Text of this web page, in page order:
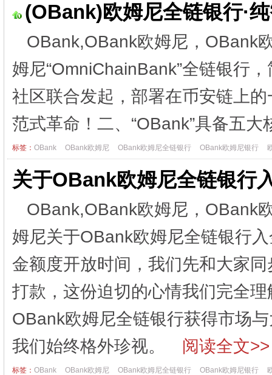
(OBank)欧姆尼全链银行·
OBank,OBank欧姆尼，OBank
姆尼“OmniChainBank”全链银行
社区联合发起，部署在币安链上
范式革命！二、“OBank”具备五
标签： OBank OBank欧姆尼 OBank欧姆尼全链银行 OBank欧姆尼银行
关于OBank欧姆尼全链银行
OBank,OBank欧姆尼，OBank
姆尼关于OBank欧姆尼全链银行
金额度开放时间，我们先和大家
打款，这份迫切的心情我们完全
OBank欧姆尼全链银行获得市场
我们始终格外珍视。
阅读全文>>
标签： OBank OBank欧姆尼 OBank欧姆尼全链银行 OBank欧姆尼银行